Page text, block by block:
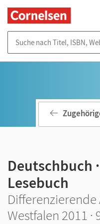
Deutschbuch
Lesebuch
Westfalen 2011